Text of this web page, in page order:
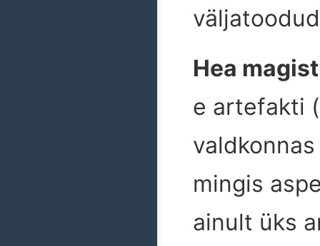
Hea
e artefakti
mingis
ainult üks